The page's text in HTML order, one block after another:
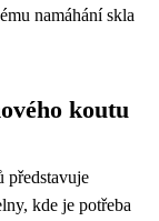
namáhání skla
koutu
představuje
kde je potřeba